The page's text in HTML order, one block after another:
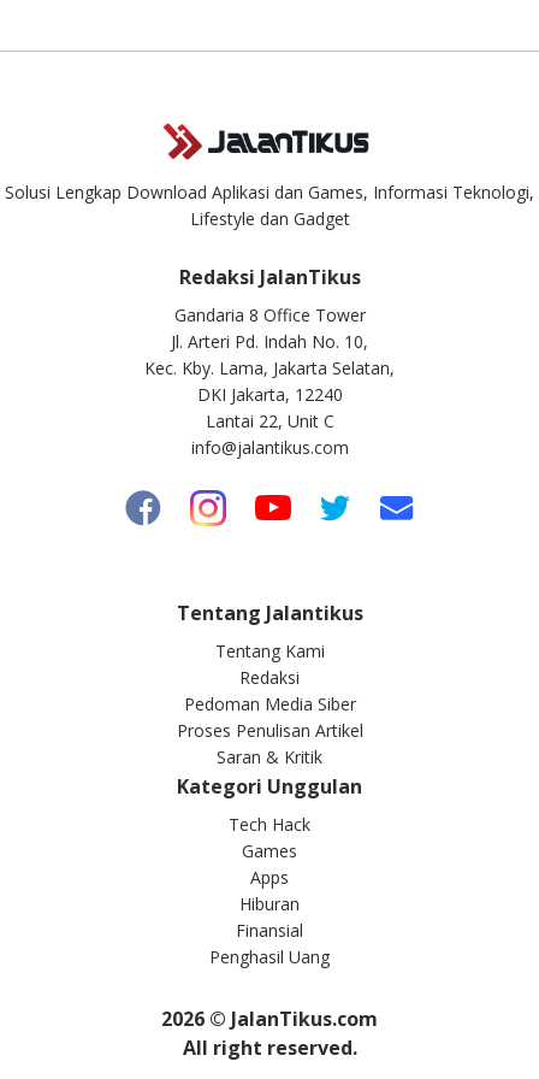
Solusi Lengkap Download Aplikasi dan Games, Informasi Teknologi,
Lifestyle dan Gadget
Redaksi JalanTikus
Gandaria 8 Office Tower
Jl. Arteri Pd. Indah No. 10,
Kec. Kby. Lama, Jakarta Selatan,
DKI Jakarta, 12240
Lantai 22, Unit C
info@jalantikus.com
Tentang Jalantikus
Tentang Kami
Redaksi
Pedoman Media Siber
Proses Penulisan Artikel
Saran & Kritik
Kategori Unggulan
Tech Hack
Games
Apps
Hiburan
Finansial
Penghasil Uang
2026 © JalanTikus.com
All right reserved.